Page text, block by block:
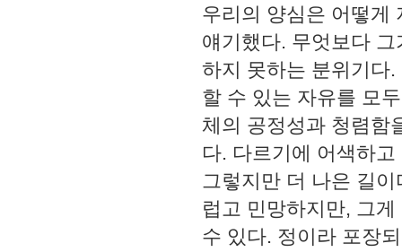
우리의 양심은 어떻게
얘기했다. 무엇보다
하지 못하는 분위기다
할 수 있는 자유를 모
체의 공정성과 청렴함
다. 다르기에 어색하
그렇지만 더 나은 길
럽고 민망하지만, 그
수 있다. 정이라 포장